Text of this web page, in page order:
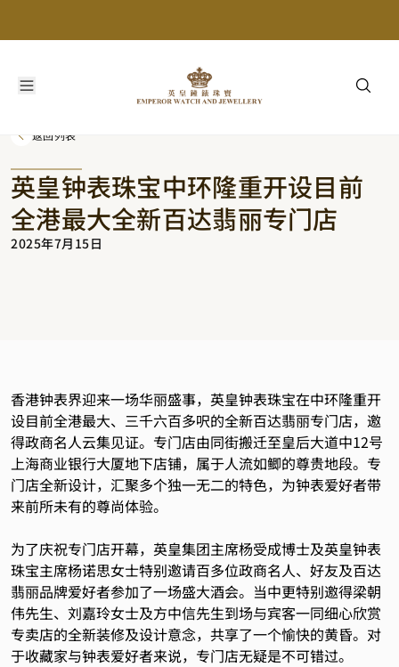
返回列表
英皇钟表珠宝中环隆重开设目前
全港最大全新百达翡丽专门店
2025年7月15日
香港钟表界迎来一场华丽盛事，英皇钟表珠宝在中环隆重开
设目前全港最大、三千六百多呎的全新百达翡丽专门店，邀
得政商名人云集见证。专门店由同街搬迁至皇后大道中12号
上海商业银行大厦地下店铺，属于人流如鲫的尊贵地段。专
门店全新设计，汇聚多个独一无二的特色，为钟表爱好者带
来前所未有的尊尚体验。
为了庆祝专门店开幕，英皇集团主席杨受成博士及英皇钟表
珠宝主席杨诺思女士特别邀请百多位政商名人、好友及百达
翡丽品牌爱好者参加了一场盛大酒会。当中更特别邀得梁朝
伟先生、刘嘉玲女士及方中信先生到场与宾客一同细心欣赏
专卖店的全新装修及设计意念，共享了一个愉快的黄昏。对
于收藏家与钟表爱好者来说，专门店无疑是不可错过。